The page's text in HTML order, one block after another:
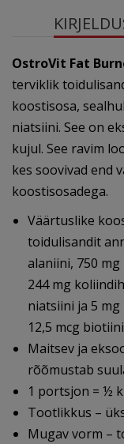
OstroVit Fat
terviklik
koostisosa,
niatsiini. See on
kujul. See ravim
kes soovivad end
koostisosadega.
Väärtuslike
toidulisandit
alaniini, 750
244 mg
niatsiini ja 5
12,5 mcg
Maitsev ja
rõõmustab
1 portsjon = ½
Tootlikkus –
Mugav vorm –